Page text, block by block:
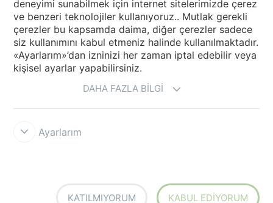
Ürünler
Covid-19
deneyimi sunabilmek için internet sitelerimizde çerez
ve benzeri teknolojiler kullanıyoruz.. Mutlak gerekli
çerezler bu kapsamda daima, diğer çerezler sadece
siz kullanımını kabul etmeniz halinde kullanılmaktadır.
«Ayarlarım»’dan izninizi her zaman iptal edebilir veya
kişisel ayarlar yapabilirsiniz.
DAHA FAZLA BILGI
Ayarlarım
KATILMIYORUM KABUL EDIYORUM